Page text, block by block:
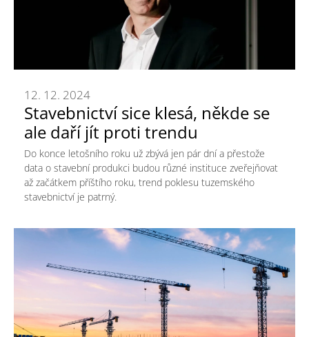
Stavebnictví sice klesá, někde se
ale daří jít proti trendu
12. 12. 2024
Do konce letošního roku už zbývá jen pár dní a přestože
data o stavební produkci budou různé instituce zveřejňovat
až začátkem příštího roku, trend poklesu tuzemského
stavebnictví je patrný.